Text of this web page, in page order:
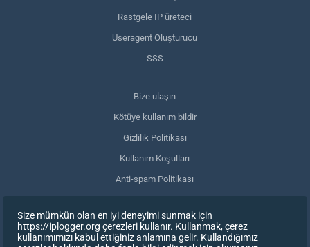
Rastgele IP üreteci
Useragent Oluşturucu
SSS
Bize ulaşın
Kötüye kullanım bildir
Gizlilik Politikası
Kullanım Koşulları
Anti-spam Politikası
Verilerimi sil
Onayınızı geri çekin
Size mümkün olan en iyi deneyimi sunmak için
https://iplogger.org çerezleri kullanır. Kullanmak, çerez
kullanımımızı kabul ettiğiniz anlamına gelir. Kullandığımız